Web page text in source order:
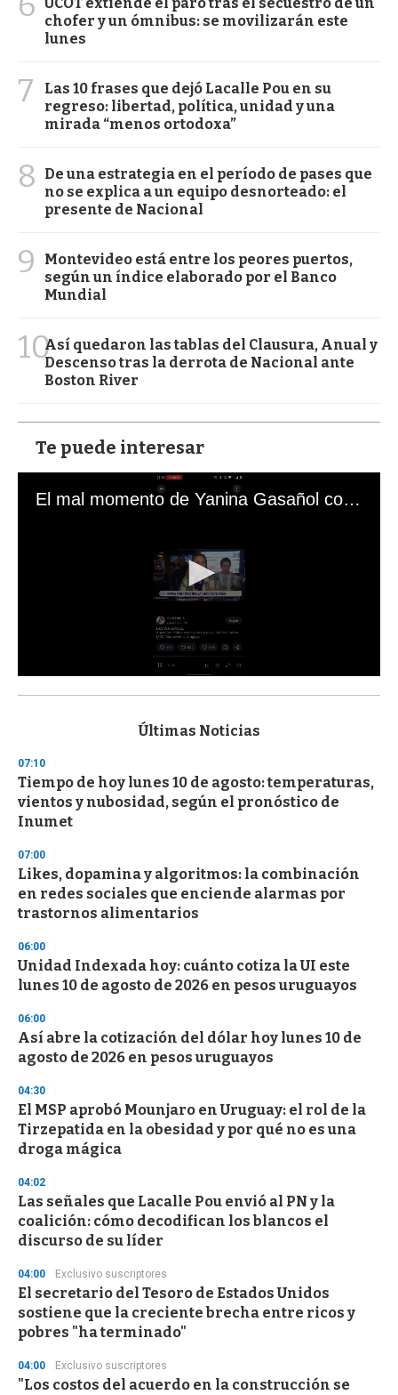
chofer y un ómnibus: se movilizarán este
lunes
7
Las 10 frases que dejó Lacalle Pou en su
regreso: libertad, política, unidad y una
mirada “menos ortodoxa”
8
De una estrategia en el período de pases que
no se explica a un equipo desnorteado: el
presente de Nacional
9
Montevideo está entre los peores puertos,
según un índice elaborado por el Banco
Mundial
10Así quedaron las tablas del Clausura, Anual y
Descenso tras la derrota de Nacional ante
Boston River
Te puede interesar
El mal momento de Yanina Gasañol con un hincha argentino en "Subrayado"
s
d
s
o
f
3
s
e
c
o
n
s
Últimas Noticias
07:10
Tiempo de hoy lunes 10 de agosto: temperaturas,
vientos y nubosidad, según el pronóstico de
Inumet
07:00
Likes, dopamina y algoritmos: la combinación
en redes sociales que enciende alarmas por
trastornos alimentarios
06:00
Unidad Indexada hoy: cuánto cotiza la UI este
lunes 10 de agosto de 2026 en pesos uruguayos
06:00
Así abre la cotización del dólar hoy lunes 10 de
agosto de 2026 en pesos uruguayos
04:30
El MSP aprobó Mounjaro en Uruguay: el rol de la
Tirzepatida en la obesidad y por qué no es una
droga mágica
04:02
Las señales que Lacalle Pou envió al PN y la
coalición: cómo decodifican los blancos el
discurso de su líder
04:00 Exclusivo suscriptores
El secretario del Tesoro de Estados Unidos
sostiene que la creciente brecha entre ricos y
pobres "ha terminado"
04:00 Exclusivo suscriptores
"Los costos del acuerdo en la construcción se